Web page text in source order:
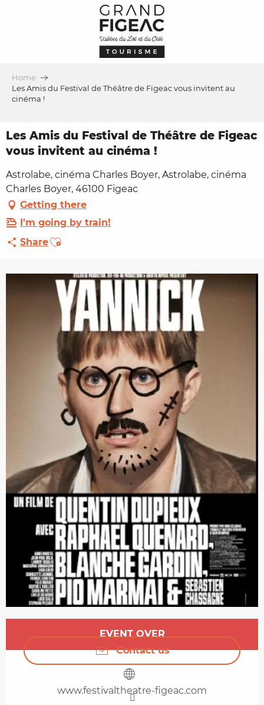
Home
Les Amis du Festival de Théâtre de Figeac vous invitent au
cinéma !
Les Amis du Festival de Théâtre de Figeac
vous invitent au cinéma !
Astrolabe, cinéma Charles Boyer, Astrolabe, cinéma
Charles Boyer, 46100 Figeac
Getting there
I'm going by train!
ShareAjouter aux favoris
Opening hours & contact details
EVENT OVER
Contact us
www.festivaltheatre-figeac.com